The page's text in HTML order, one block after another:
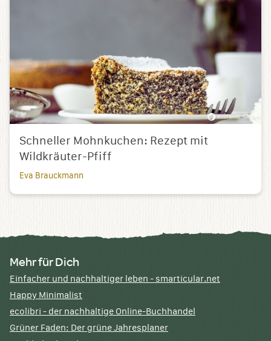
Schneller Mohnkuchen: Rezept mit
Wildkräuter-Pfiff
Eva Brauckmann
Mehr für Dich
Einfacher und nachhaltiger leben - smarticular.net
Happy Minimalist
ecolibri - der nachhaltige Online-Buchhandel
Grüner Faden: Der grüne Jahresplaner